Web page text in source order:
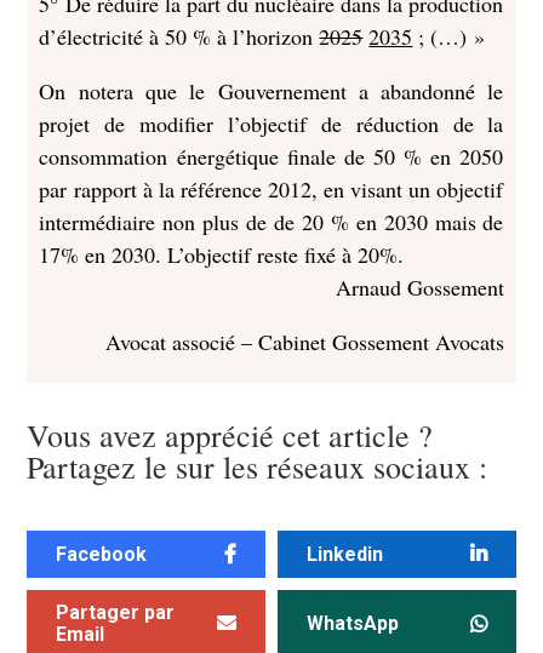
d’électricité à 50 % à l’horizon2025 2035 ; (…) »
On notera que le Gouvernement a abandonné le
projet de modifier l’objectif de réduction de la
consommation énergétique finale de 50 % en 2050
par rapport à la référence 2012, en visant un objectif
intermédiaire non plus de de 20 % en 2030 mais de
17% en 2030. L’objectif reste fixé à 20%.
Arnaud Gossement
Avocat associé – Cabinet Gossement Avocats
Vous avez apprécié cet article ?
Partagez le sur les réseaux sociaux :
Facebook Linkedin
Partager par
Email
WhatsApp